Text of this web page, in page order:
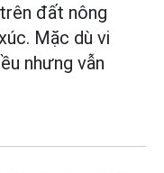
đất nông
Mặc dù vi
nhưng vẫn